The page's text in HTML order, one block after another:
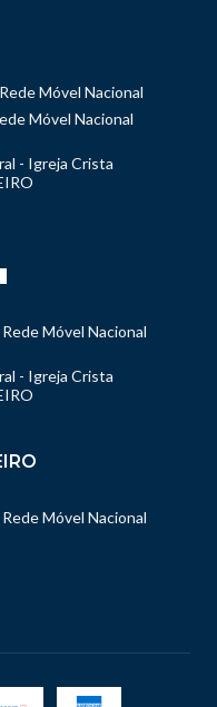
Móvel Nacional
Móvel Nacional
- Igreja Crista
Móvel Nacional
- Igreja Crista
Móvel Nacional